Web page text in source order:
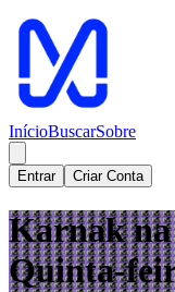
InícioBuscarSobre
Entrar Criar Conta
Karnak na
Quinta-